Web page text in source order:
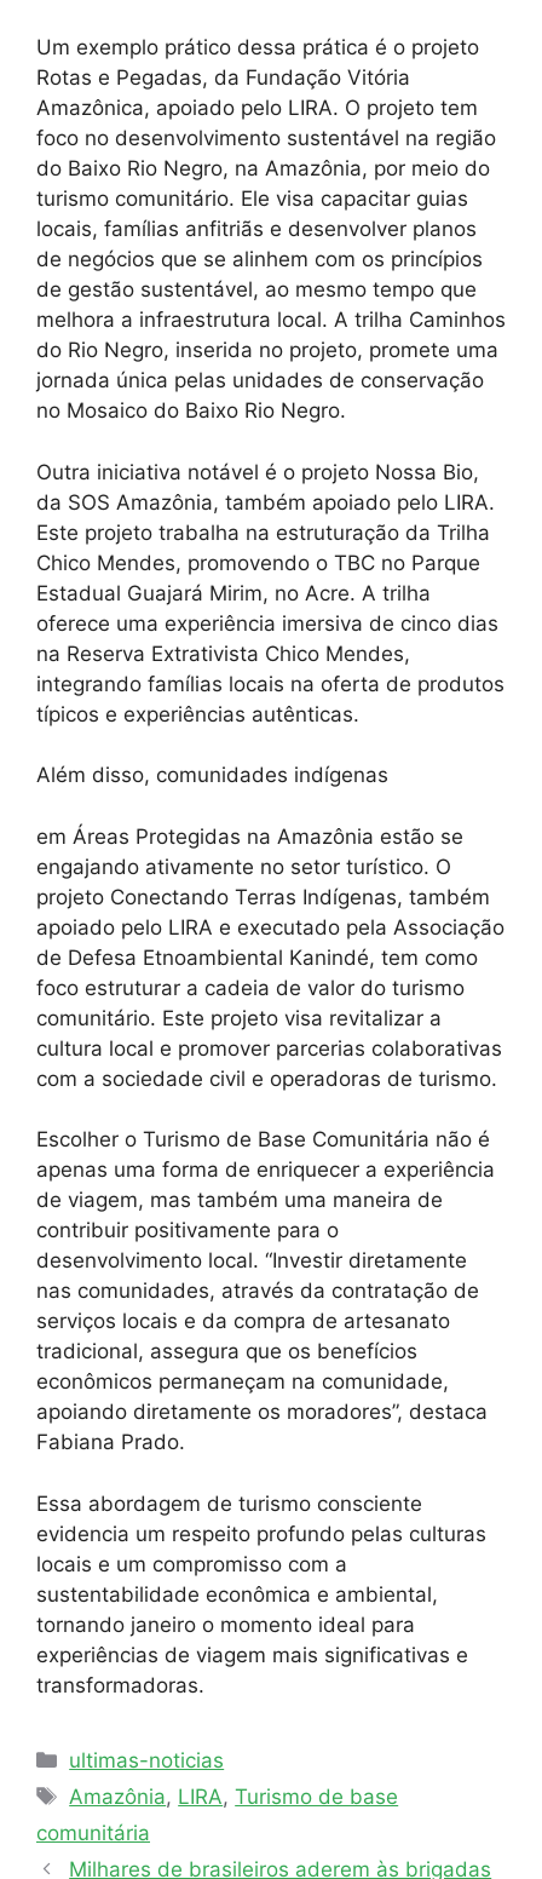
Um exemplo prático dessa prática é o projeto
Rotas e Pegadas, da Fundação Vitória
Amazônica, apoiado pelo LIRA. O projeto tem
foco no desenvolvimento sustentável na região
do Baixo Rio Negro, na Amazônia, por meio do
turismo comunitário. Ele visa capacitar guias
locais, famílias anfitriãs e desenvolver planos
de negócios que se alinhem com os princípios
de gestão sustentável, ao mesmo tempo que
melhora a infraestrutura local. A trilha Caminhos
do Rio Negro, inserida no projeto, promete uma
jornada única pelas unidades de conservação
no Mosaico do Baixo Rio Negro.
Outra iniciativa notável é o projeto Nossa Bio,
da SOS Amazônia, também apoiado pelo LIRA.
Este projeto trabalha na estruturação da Trilha
Chico Mendes, promovendo o TBC no Parque
Estadual Guajará Mirim, no Acre. A trilha
oferece uma experiência imersiva de cinco dias
na Reserva Extrativista Chico Mendes,
integrando famílias locais na oferta de produtos
típicos e experiências autênticas.
Além disso, comunidades indígenas
em Áreas Protegidas na Amazônia estão se
engajando ativamente no setor turístico. O
projeto Conectando Terras Indígenas, também
apoiado pelo LIRA e executado pela Associação
de Defesa Etnoambiental Kanindé, tem como
foco estruturar a cadeia de valor do turismo
comunitário. Este projeto visa revitalizar a
cultura local e promover parcerias colaborativas
com a sociedade civil e operadoras de turismo.
Escolher o Turismo de Base Comunitária não é
apenas uma forma de enriquecer a experiência
de viagem, mas também uma maneira de
contribuir positivamente para o
desenvolvimento local. “Investir diretamente
nas comunidades, através da contratação de
serviços locais e da compra de artesanato
tradicional, assegura que os benefícios
econômicos permaneçam na comunidade,
apoiando diretamente os moradores”, destaca
Fabiana Prado.
Essa abordagem de turismo consciente
evidencia um respeito profundo pelas culturas
locais e um compromisso com a
sustentabilidade econômica e ambiental,
tornando janeiro o momento ideal para
experiências de viagem mais significativas e
transformadoras.
ultimas-noticias
Amazônia, LIRA,Turismo de base
comunitária
Milhares de brasileiros aderem às brigadas